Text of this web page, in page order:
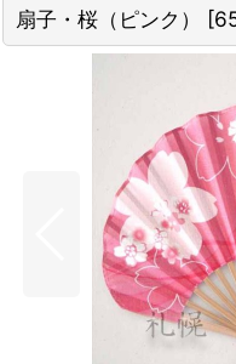
扇子・桜（ピンク） [